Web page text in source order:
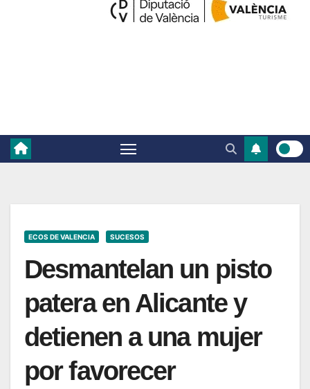
ECOS DE VALENCIA SUCESOS
Desmantelan un pisto
patera en Alicante y
detienen a una mujer
por favorecer